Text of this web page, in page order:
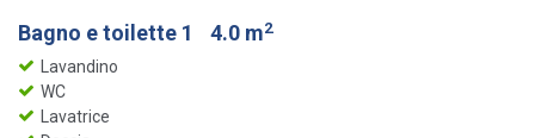
Bagno e toilette 1 4.0 m2
Lavandino
WC
Lavatrice